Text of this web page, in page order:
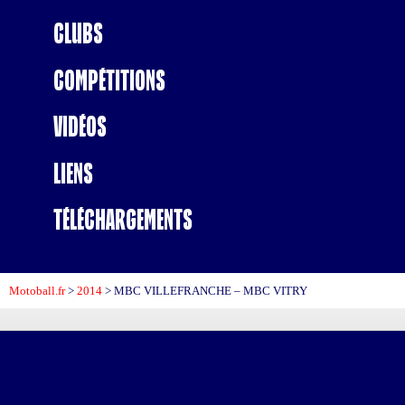
Clubs
Compétitions
Vidéos
Liens
Téléchargements
Motoball.fr> 2014 > MBC VILLEFRANCHE – MBC VITRY